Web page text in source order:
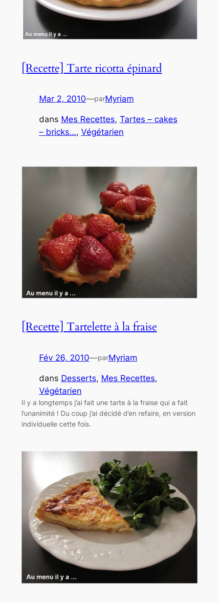
[Recette] Tarte ricotta épinard
Mar 2, 2010—parMyriam
dans Mes Recettes, Tartes – cakes
– bricks…, Végétarien
[Recette] Tartelette à la fraise
Fév 26, 2010—parMyriam
dans Desserts, Mes Recettes
Végétarien
Il y a longtemps j’ai fait une tarte à la fraise qui a fait
l’unanimité ! Du coup j’ai décidé d’en refaire, en version
individuelle cette fois.